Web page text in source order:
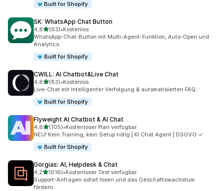
Built for Shopify
SK: WhatsApp Chat Button
4,8von 5 Sternen
(63)
63 Rezensionen insgesamt
•Kostenlos
WhatsApp-Chat-Button mit Multi-Agent-Funktion, Auto-Open und
Analytics.
Built for Shopify
CWILL: AI Chatbot&Live Chat
4,8von 5 Sternen
(83)
83 Rezensionen insgesamt
•Kostenlos
Live-Chat mit intelligenter Verfolgung & automatisierten FAQ
Built for Shopify
Flyweight AI Chatbot & AI Chat
4,8von 5 Sternen
(105)
105 Rezensionen insgesamt
•Kostenloser Plan verfügbar
NEU! Kein Training, kein Setup nötig | KI Chat Agent | DSGVO ✓
Built for Shopify
Gorgias: AI, Helpdesk & Chat
4,2von 5 Sternen
(616)
616 Rezensionen insgesamt
•Kostenloser Test verfügbar
Support-Anfragen sofort lösen und das Geschäftswachstum
fördern.